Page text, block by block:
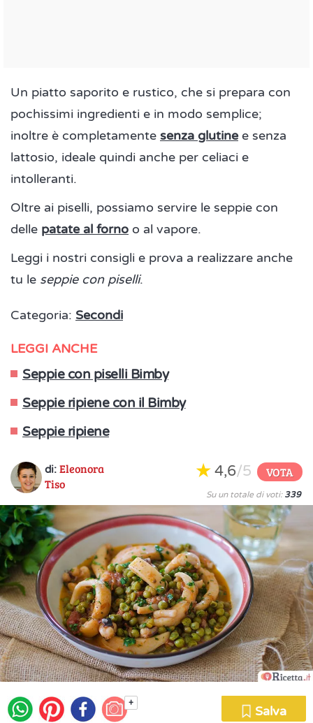
Un piatto saporito e rustico, che si prepara con
pochissimi ingredienti e in modo semplice;
inoltre è completamente senza glutinee senza
lattosio, ideale quindi anche per celiaci e
intolleranti.
Oltre ai piselli, possiamo servire le seppie con
delle patate al forno o al vapore.
Leggi i nostri consigli e prova a realizzare anche
tu le seppie con piselli.
Categoria: Secondi
LEGGI ANCHE
Seppie con piselli Bimby
Seppie ripiene con il Bimby
Seppie ripiene
di: Eleonora
Tiso
4,6/5 VOTA
Su un totale di voti: 339
+
Salva